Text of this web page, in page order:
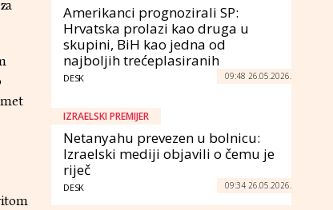
Amerikanci prognozirali SP:
Hrvatska prolazi kao druga u
skupini, BiH kao jedna od
najboljih trećeplasiranih
DESK 09:48 26.05.2026.
IZRAELSKI PREMIJER
Netanyahu prevezen u bolnicu:
Izraelski mediji objavili o čemu je
riječ
DESK 09:34 26.05.2026.